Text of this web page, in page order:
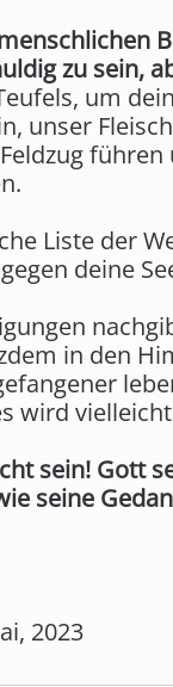
zu sein,
um
unser
Liste der
deine
in den
wird
sein! Gott
seine
2023